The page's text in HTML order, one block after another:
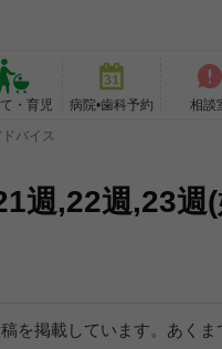
・育児 病院•歯科予約 相談
バイス
週,22週,23週
を掲載しています。あくま